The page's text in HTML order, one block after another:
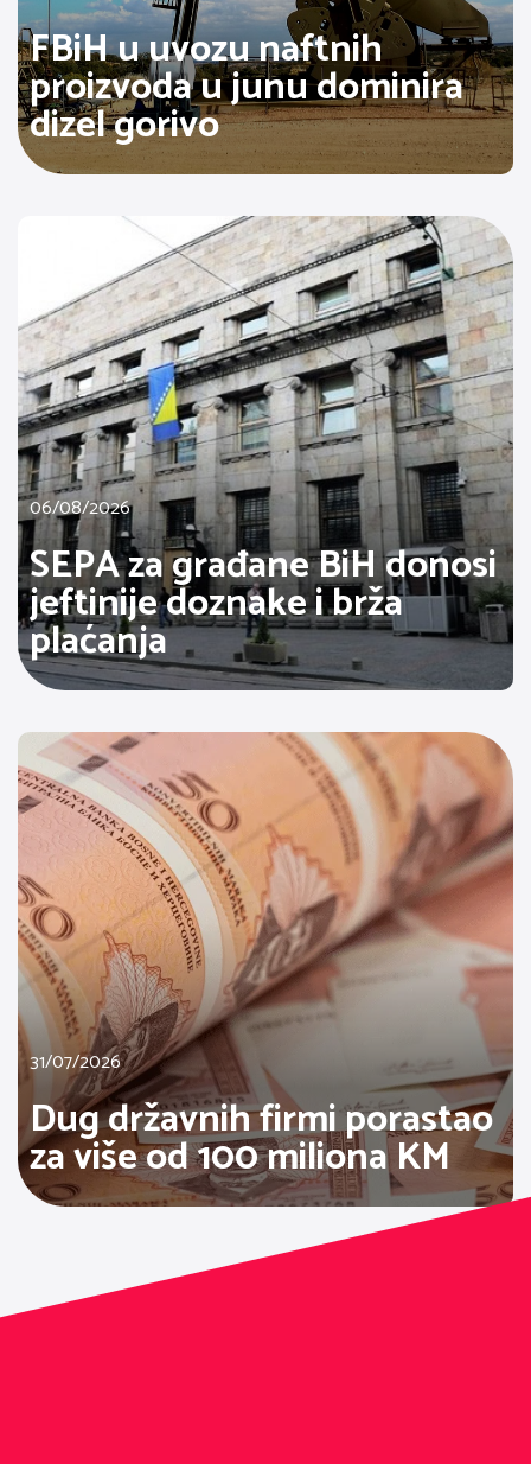
FBiH u uvozu naftnih
proizvoda u junu dominira
dizel gorivo
06/08/2026
SEPA za građane BiH donosi
jeftinije doznake i brža
plaćanja
31/07/2026
Dug državnih firmi porastao
za više od 100 miliona KM